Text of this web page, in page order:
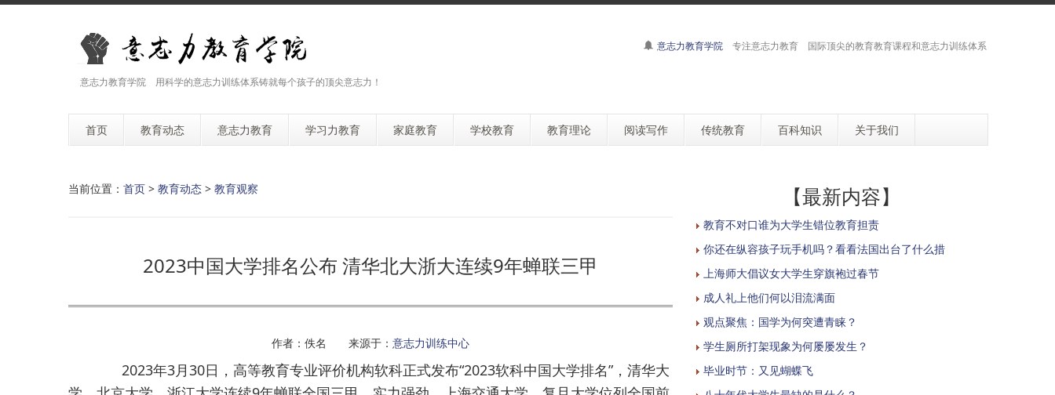
意志力教育学院 用科学的意志力训练体系铸就每个孩子的顶尖意志力！
意志力教育学院 专注意志力教育 国际顶尖的教育教育课程和意志力训练体系
首页 教育动态 意志力教育 学习力教育 家庭教育 学校教育 教育理论 阅读写作 传统教育 百科知识 关于我们
当前位置： 首页 > 教育动态 > 教育观察
2023中国大学排名公布 清华北大浙大连续9年蝉联三甲
作者：佚名 来源于： 意志力训练中心
2023年3月30日，高等教育专业评价机构软科正式发布“2023软科中国大学排名”，清华大
【最新内容】
教育不对口谁为大学生错位教育担责
你还在纵容孩子玩手机吗？看看法国出台了什么措
上海师大倡议女大学生穿旗袍过春节
成人礼上他们何以泪流满面
观点聚焦：国学为何突遭青睐？
学生厕所打架现象为何屡屡发生？
毕业时节：又见蝴蝶飞